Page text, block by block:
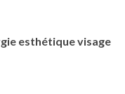
esthétique visage